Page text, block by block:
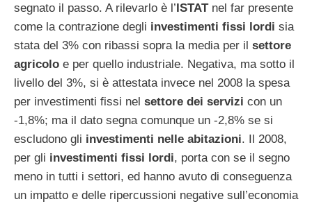
segnato il passo. A rilevarlo è l’ISTATnel far presente
come la contrazione degli investimenti fissi lordi sia
stata del 3% con ribassi sopra la media per il settore
agricolo e per quello industriale. Negativa, ma sotto il
livello del 3%, si è attestata invece nel 2008 la spesa
per investimenti fissi nel settore dei servizi con un
-1,8%; ma il dato segna comunque un -2,8% se si
escludono gli investimenti nelle abitazioni. Il 2008,
per gli investimenti fissi lordi, porta con se il segno
meno in tutti i settori, ed hanno avuto di conseguenza
un impatto e delle ripercussioni negative sull’economia